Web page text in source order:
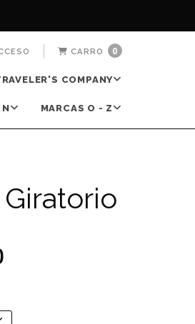
CARRO 0
COMPANY
N MARCAS O - Z